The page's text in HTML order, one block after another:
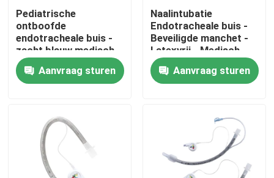
Thuis
Producten
VR-show
Over ons
Fabrieksreis
Pediatrische
ontboofde
endotracheale buis -
zacht blauw medisch
PVC - CE ISO-
gecertificeerd
Aanvraag sturen
Naalintubatie
Endotracheale buis -
Beveiligde manchet -
Latexvrij - Medisch
PVC - Duidelijke
markeringen
Aanvraag sturen